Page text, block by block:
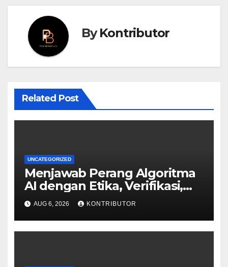
ByKontributor
Related Post
UNCATEGORIZED
Menjawab Perang Algoritma
AI dengan Etika, Verifikasi,
dan Media Tepercaya
AUG 6, 2026 KONTRIBUTOR